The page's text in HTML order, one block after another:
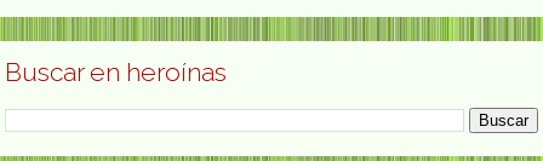
Buscar en heroínas